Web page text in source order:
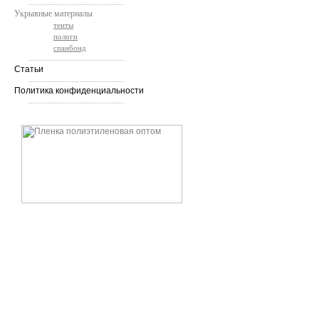
Укрывные материалы
тенты
пологи
спанбонд
Статьи
Политика конфиденциальности